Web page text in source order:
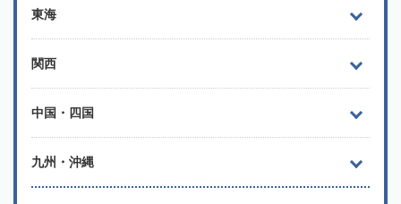
東海
関西
中国・四国
九州・沖縄